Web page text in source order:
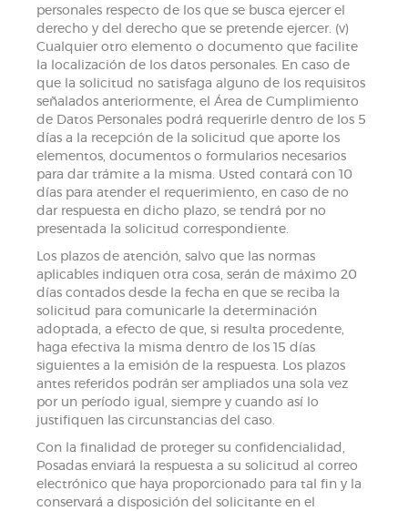
personales respecto de los que se busca ejercer el
derecho y del derecho que se pretende ejercer. (v)
Cualquier otro elemento o documento que facilite
la localización de los datos personales. En caso de
que la solicitud no satisfaga alguno de los requisitos
señalados anteriormente, el Área de Cumplimiento
de Datos Personales podrá requerirle dentro de los 5
días a la recepción de la solicitud que aporte los
elementos, documentos o formularios necesarios
para dar trámite a la misma. Usted contará con 10
días para atender el requerimiento, en caso de no
dar respuesta en dicho plazo, se tendrá por no
presentada la solicitud correspondiente.
Los plazos de atención, salvo que las normas
aplicables indiquen otra cosa, serán de máximo 20
días contados desde la fecha en que se reciba la
solicitud para comunicarle la determinación
adoptada, a efecto de que, si resulta procedente,
haga efectiva la misma dentro de los 15 días
siguientes a la emisión de la respuesta. Los plazos
antes referidos podrán ser ampliados una sola vez
por un período igual, siempre y cuando así lo
justifiquen las circunstancias del caso.
Con la finalidad de proteger su confidencialidad,
Posadas enviará la respuesta a su solicitud al correo
electrónico que haya proporcionado para tal fin y la
conservará a disposición del solicitante en el